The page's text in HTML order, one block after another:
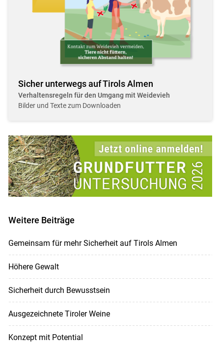
Sicher unterwegs auf Tirols Almen
Verhaltensregeln für den Umgang mit Weidevieh
Bilder und Texte zum Downloaden
Weitere Beiträge
Gemeinsam für mehr Sicherheit auf Tirols Almen
Höhere Gewalt
Sicherheit durch Bewusstsein
Ausgezeichnete Tiroler Weine
Konzept mit Potential